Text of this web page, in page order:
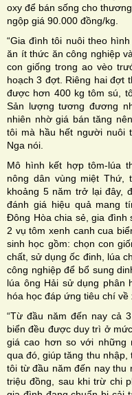
oxy để bán sống cho
ngộp giá 90.000 đồng/kg.
“Gia đình tôi nuôi theo
ăn ít thức ăn công nghiệp
con giống trong ao vèo
hoạch 3 đợt. Riêng hai đợt
được hơn 400 kg tôm sú,
Sản lượng tương đương
nhiên nhờ giá bán tăng
tôi mà hầu hết người nuôi
Nga nói.
Mô hình kết hợp tôm-lúa
nông dân vùng miệt Thứ,
khoảng 5 năm trở lại đây,
đánh giá hiệu quả mang
Đông Hòa chia sẻ, gia đình
2 vụ tôm xenh canh cua
sinh học gồm: chọn con
chất, sử dụng ốc đinh, lúa
công nghiệp để bổ sung
lúa ông Hải sử dụng phân
hóa học đáp ứng tiêu chí về
“Từ đầu năm đến nay cả
biển đều được duy trì ở
giá cao hơn so với những
qua đó, giúp tăng thu
tôi từ đầu năm đến nay thu
triệu đồng, sau khi trừ chi